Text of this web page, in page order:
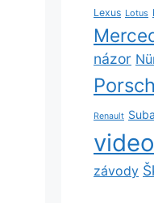
Lexus Lotus
názor
Renault
video
závody